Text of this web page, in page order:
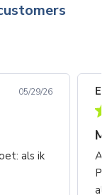
05/29/26
als ik